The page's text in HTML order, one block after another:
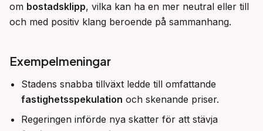
om bostadsklipp, vilka kan ha en mer neutral eller till
och med positiv klang beroende på sammanhang.
Exempelmeningar
Stadens snabba tillväxt ledde till omfattande
fastighetsspekulation och skenande priser.
Regeringen införde nya skatter för att stävja